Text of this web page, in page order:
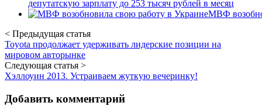
депутатскую зарплату до 253 тысяч рублей в месяц
МВФ
< Предыдущая статья
Toyota продолжает удерживать лидерские позиции на
мировом авторынке
Следующая статья >
Хэллоуин 2013. Устраиваем жуткую вечеринку!
Добавить комментарий